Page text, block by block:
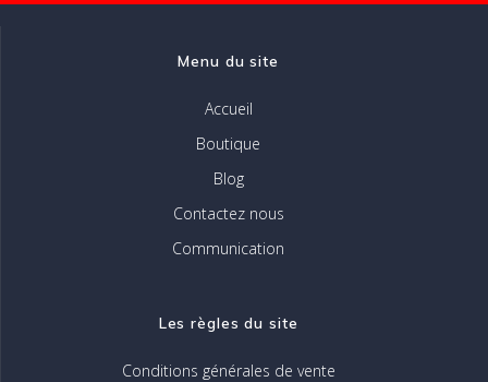
Menu du site
Accueil
Boutique
Blog
Contactez nous
Communication
Les règles du site
Conditions générales de vente